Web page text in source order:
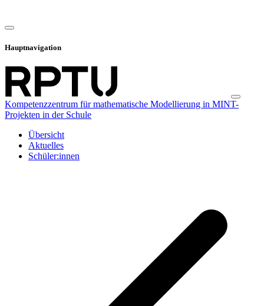
Hauptnavigation
Kompetenzzentrum für mathematische Modellierung in MINT-
Projekten in der Schule
Übersicht
Aktuelles
Schüler:innen